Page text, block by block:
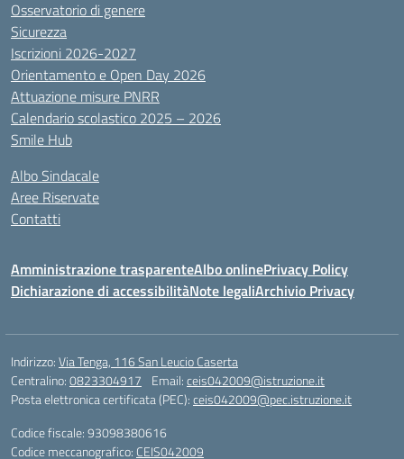
Osservatorio di genere
Sicurezza
Iscrizioni 2026-2027
Orientamento e Open Day 2026
Attuazione misure PNRR
Calendario scolastico 2025 – 2026
Smile Hub
Albo Sindacale
Aree Riservate
Contatti
Amministrazione trasparenteAlbo onlinePrivacy Policy
Dichiarazione di accessibilitàNote legaliArchivio Privacy
Indirizzo:Via Tenga, 116 San Leucio Caserta
Centralino:0823304917 Email:ceis042009@istruzione.it
Posta elettronica certificata (PEC):ceis042009@pec.istruzione.it
Codice fiscale: 93098380616
Codice meccanografico: CEIS042009